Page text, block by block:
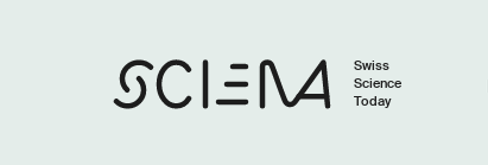
Swiss
Science
Today